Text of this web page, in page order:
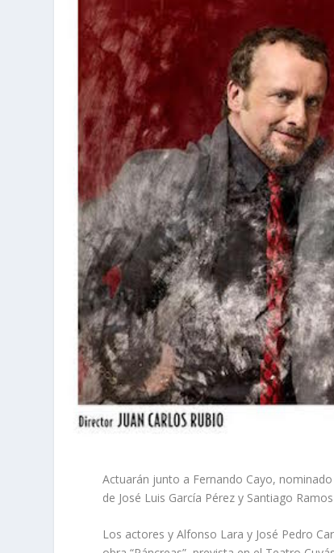
Actuarán junto a Fernando Cayo,
de José Luis García Pérez y Santiago
Los actores y Alfonso Lara y José Pedro